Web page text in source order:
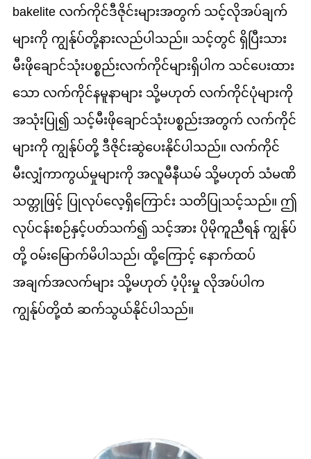
bakelite လက်ကိုင်ဒီဇိုင်းများအတွက် သင့်လိုအပ်ချက်
များကို ကျွန်ုပ်တို့နားလည်ပါသည်။ သင့်တွင် ရှိပြီးသား
မီးဖိုချောင်သုံးပစ္စည်းလက်ကိုင်များရှိပါက သင်ပေးထား
သော လက်ကိုင်နမူနာများ သို့မဟုတ် လက်ကိုင်ပုံများကို
အသုံးပြု၍ သင့်မီးဖိုချောင်သုံးပစ္စည်းအတွက် လက်ကိုင်
များကို ကျွန်ုပ်တို့ ဒီဇိုင်းဆွဲပေးနိုင်ပါသည်။ လက်ကိုင်
မီးလျှံကာကွယ်မှုများကို အလူမီနီယမ် သို့မဟုတ် သံမဏိ
သတ္တုဖြင့် ပြုလုပ်လေ့ရှိကြောင်း သတိပြုသင့်သည်။ ဤ
လုပ်ငန်းစဉ်နှင့်ပတ်သက်၍ သင့်အား ပိုမိုကူညီရန် ကျွန်ုပ်
တို့ ဝမ်းမြောက်မိပါသည်၊ ထို့ကြောင့် နောက်ထပ်
အချက်အလက်များ သို့မဟုတ် ပံ့ပိုးမှု လိုအပ်ပါက
ကျွန်ုပ်တို့ထံ ဆက်သွယ်နိုင်ပါသည်။